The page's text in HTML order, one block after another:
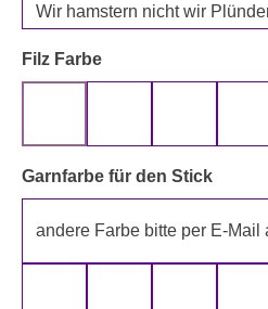
Wir hamstern nicht wir
Filz Farbeauswählen
Garnfarbe für den Stick
andere Farbe bitte per E-Mail